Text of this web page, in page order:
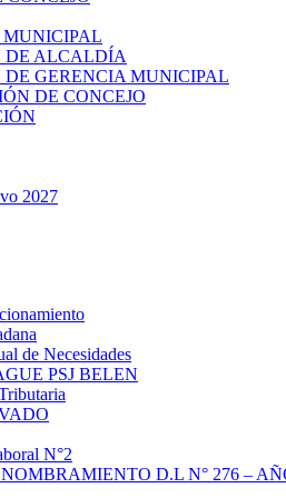
DE ALCALDÍA
DE GERENCIA MUNICIPAL
DE CONCEJO
2027
de Necesidades
PSJ BELEN
N°2
D.L N° 276 –